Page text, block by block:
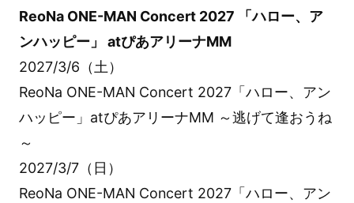
ReoNa ONE-MAN Concert 2027 「ハロー、ア
ンハッピー」 atぴあアリーナMM
2027/3/6（土）
ReoNa ONE-MAN Concert 2027「ハロー、アン
ハッピー」atぴあアリーナMM ～逃げて逢おうね
～
2027/3/7（日）
ReoNa ONE-MAN Concert 2027「ハロー、アン